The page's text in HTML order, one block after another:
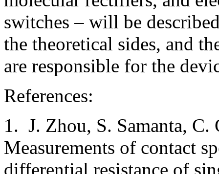
switches – will be
the theoretical sides, and
are responsible for the
References:
1. J. Zhou, S. Samanta,
Measurements of contact
differential resistance of